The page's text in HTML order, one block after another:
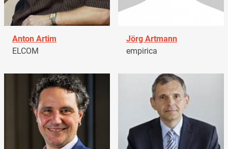
Anton Artim
ELCOM
Jörg Artmann
empirica